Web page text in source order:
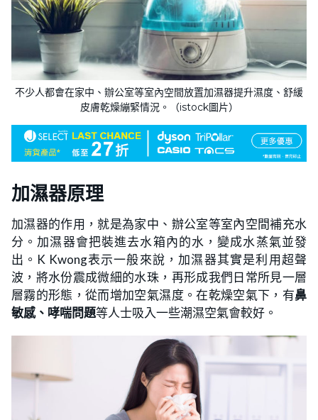
不少人都會在家中、辦公室等室內空間放置加濕器提升濕度、舒緩
皮膚乾燥繃緊情況。（istock圖片）
加濕器原理
加濕器的作用，就是為家中、辦公室等室內空間補充水
分。加濕器會把裝進去水箱內的水，變成水蒸氣並發
出。K Kwong表示一般來說，加濕器其實是利用超聲
波，將水份震成微細的水珠，再形成我們日常所見一層
層霧的形態，從而增加空氣濕度。在乾燥空氣下，有鼻
敏感、哮喘問題等人士吸入一些潮濕空氣會較好。